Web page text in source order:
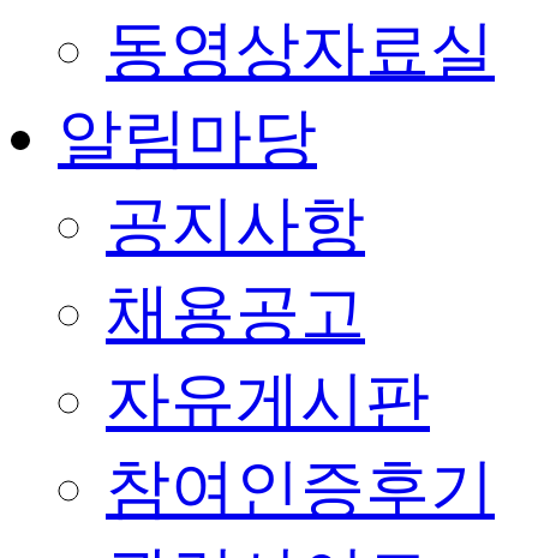
동영상자료실
알림마당
공지사항
채용공고
자유게시판
참여인증후기